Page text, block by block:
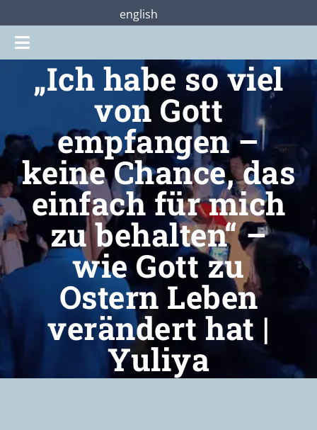
Inhalt
springen
english
Toggle
Navigation
Gottesdienste
Praterstraße28
Mitmachen
Über uns
Shop
Jetzt unterstützen
„Ich habe so viel
von Gott
empfangen –
keine Chance, das
einfach für mich
zu behalten“ –
wie Gott zu
Ostern Leben
verändert hat |
Yuliya